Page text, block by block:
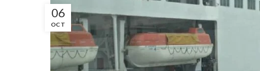
06
OCT